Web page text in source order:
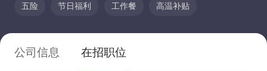
五险 节日福利 工作餐 高温补贴
公司信息 在招职位